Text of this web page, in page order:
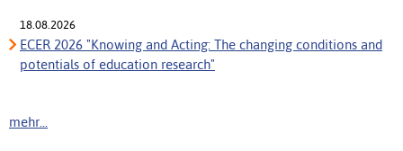
18.08.2026
ECER 2026 "Knowing and Acting: The changing conditions and
potentials of education research"
mehr...